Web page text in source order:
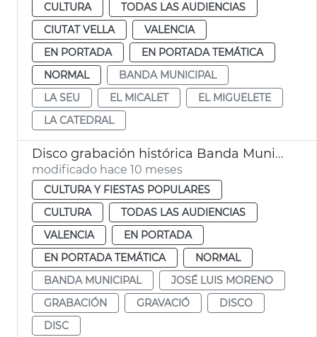
CULTURA
TODAS LAS AUDIENCIAS
CIUTAT VELLA
VALENCIA
EN PORTADA
EN PORTADA TEMÁTICA
NORMAL
BANDA MUNICIPAL
LA SEU
EL MICALET
EL MIGUELETE
LA CATEDRAL
Disco grabación histórica Banda Municipal València
modificado hace 10 meses
CULTURA Y FIESTAS POPULARES
CULTURA
TODAS LAS AUDIENCIAS
VALENCIA
EN PORTADA
EN PORTADA TEMÁTICA
NORMAL
BANDA MUNICIPAL
JOSÉ LUIS MORENO
GRABACIÓN
GRAVACIÓ
DISCO
DISC